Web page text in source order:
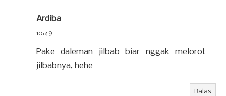
Ardiba
10:49
Pake daleman jilbab biar nggak melorot
jilbabnya, hehe
Balas